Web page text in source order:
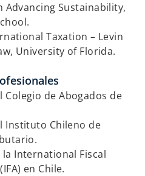
Advancing Sustainability,
Taxation – Levin
University of Florida.
Colegio de Abogados de
Instituto Chileno de
International Fiscal
en Chile.